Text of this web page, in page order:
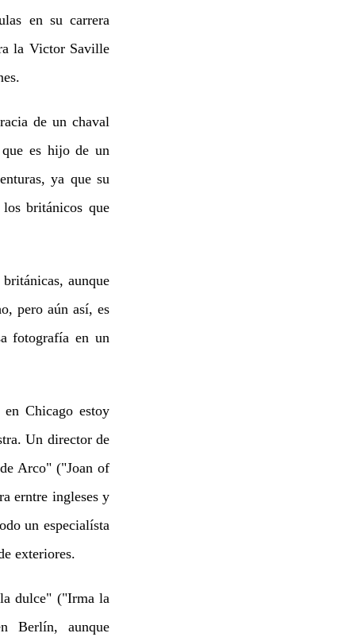
en su carrera
la Victor Saville
de un chaval
es hijo de un
ya que su
británicos que
aunque
pero aún así, es
fotografía en un
Chicago estoy
Un director de
Arco" ("Joan of
erntre ingleses y
un especialísta
exteriores.
dulce" ("Irma la
Berlín, aunque